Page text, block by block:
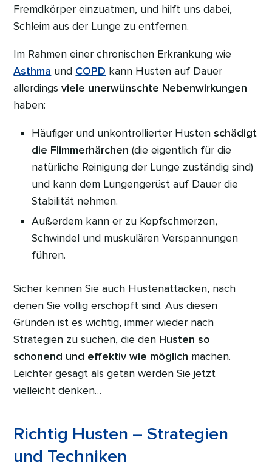
Fremdkörper einzuatmen, und hilft uns dabei,
Schleim aus der Lunge zu entfernen.
Im Rahmen einer chronischen Erkrankung wie
Asthma und COPD kann Husten auf Dauer
allerdingsviele unerwünschte Nebenwirkungen
haben:
Häufiger und unkontrollierter Husten schädigt
die Flimmerhärchen (die eigentlich für die
natürliche Reinigung der Lunge zuständig sind)
und kann dem Lungengerüst auf Dauer die
Stabilität nehmen.
Außerdem kann er zu Kopfschmerzen,
Schwindel und muskulären Verspannungen
führen.
Sicher kennen Sie auch Hustenattacken, nach
denen Sie völlig erschöpft sind. Aus diesen
Gründen ist es wichtig, immer wieder nach
Strategien zu suchen, die den Husten so
schonend und effektiv wie möglich machen.
Leichter gesagt als getan werden Sie jetzt
vielleicht denken…
Richtig Husten – Strategien
und Techniken